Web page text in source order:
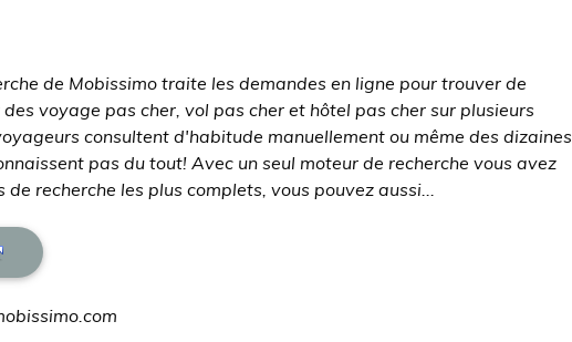
de Mobissimo traite les demandes en ligne pour trouver de
voyage pas cher, vol pas cher et hôtel pas cher sur plusieurs
consultent d'habitude manuellement ou même des dizaines
pas du tout! Avec un seul moteur de recherche vous avez
recherche les plus complets, vous pouvez aussi...